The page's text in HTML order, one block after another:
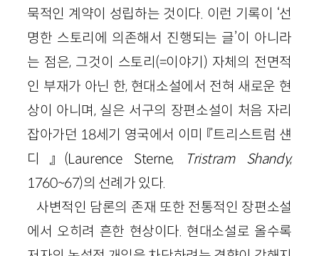
묵적인 계약이 성립하는 것이다. 이런 기록이 ‘선
명한 스토리에 의존해서 진행되는 글’이 아니라
는 점은, 그것이 스토리(=이야기) 자체의 전면적
인 부재가 아닌 한, 현대소설에서 전혀 새로운 현
상이 아니며, 실은 서구의 장편소설이 처음 자리
잡아가던 18세기 영국에서 이미 『트리스트럼 섄
디』(Laurence Sterne,
Tristram Shandy,
1760~67)의 선례가 있다.
사변적인 담론의 존재 또한 전통적인 장편소설
에서 오히려 흔한 현상이다. 현대소설로 올수록